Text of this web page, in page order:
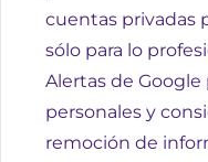
cuentas privadas
sólo para lo
Alertas de
personales y
remoción de